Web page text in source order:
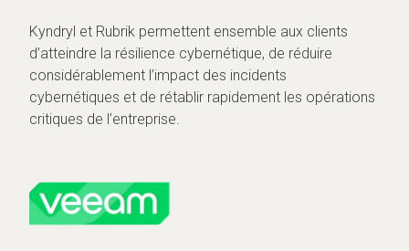
Kyndryl et Rubrik permettent ensemble aux clients
d’atteindre la résilience cybernétique, de réduire
considérablement l’impact des incidents
cybernétiques et de rétablir rapidement les opérations
critiques de l’entreprise.